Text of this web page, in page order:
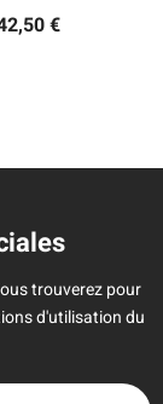
€
trouverez pour
d'utilisation du